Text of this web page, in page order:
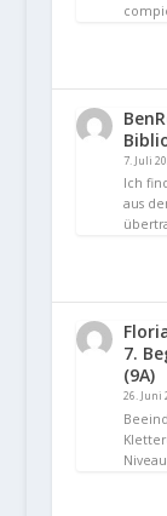
7. Juli
Ich
aus
7.
(9A)
26. Juni